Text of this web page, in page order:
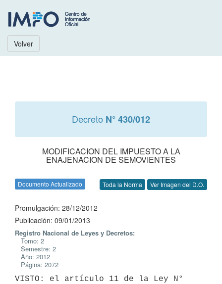
Volver
Decreto N° 430/012
MODIFICACION DEL IMPUESTO A LA
ENAJENACION DE SEMOVIENTES
Documento Actualizado Toda la Norma Ver Imagen del D.O.
Promulgación: 28/12/2012
Publicación: 09/01/2013
Registro Nacional de Leyes y Decretos:
Tomo: 2
Semestre: 2
Año: 2012
Página: 2072
VISTO: el artículo 11 de la Ley N°